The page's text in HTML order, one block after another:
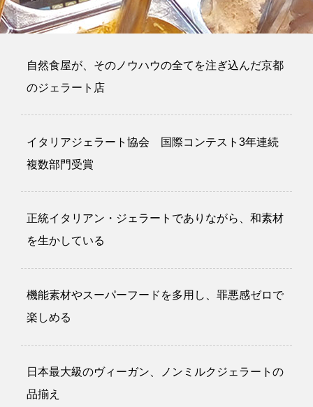
自然食屋が、そのノウハウの全てを注ぎ込んだ京都
のジェラート店
イタリアジェラート協会 国際コンテスト3年連続
複数部門受賞
正統イタリアン・ジェラートでありながら、和素材
を生かしている
機能素材やスーパーフードを多用し、罪悪感ゼロで
楽しめる
日本最大級のヴィーガン、ノンミルクジェラートの
品揃え